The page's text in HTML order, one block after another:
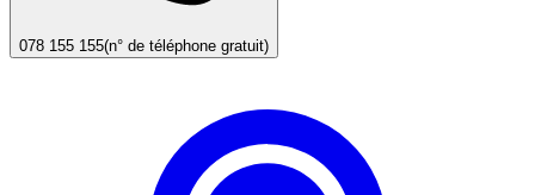
078 155 155(n° de téléphone gratuit)